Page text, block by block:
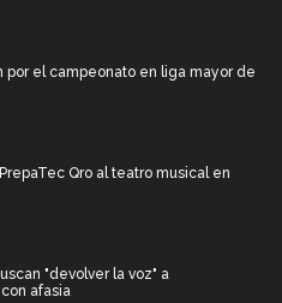
por el campeonato en liga mayor de
Qro al teatro musical en
"devolver la voz" a
afasia